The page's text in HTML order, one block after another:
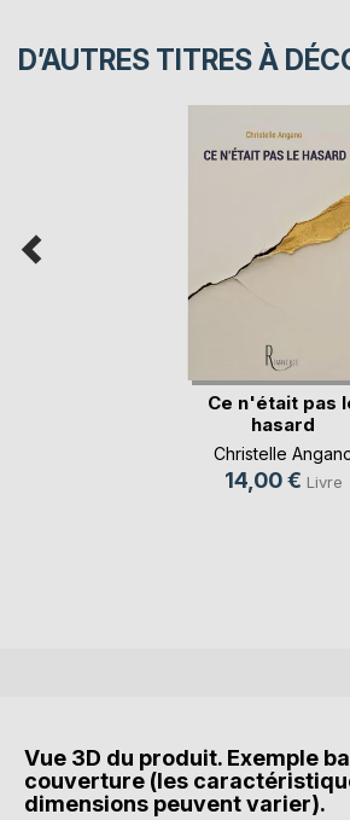
D’AUTRES TITRES À
Ce n'était pas
hasard
Christelle
14,00 € Livre
Vue 3D du produit. Exemple
couverture (les
dimensions peuvent varier).